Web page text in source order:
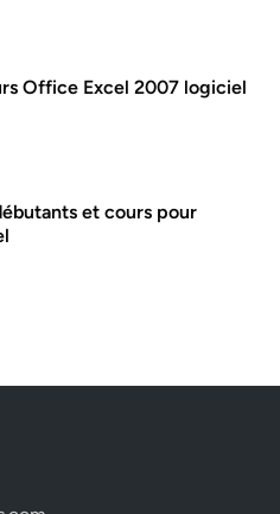
Office Excel 2007 logiciel
et cours pour